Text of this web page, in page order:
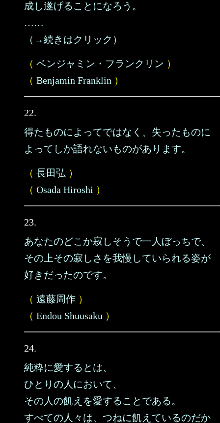
成し遂げることになろう。
……
（→続きはクリック）
（ ベンジャミン・フランクリン ）
（ Benjamin Franklin ）
22.
得たものによってではなく、失ったものに
よってしか語れないものがあります。
（ 長田弘 ）
（ Osada Hiroshi ）
23.
あなたのどこか寂しそうで一人ぼっちで、
その上その寂しさを我慢していられる姿が
好きだったのです。
（ 遠藤周作 ）
（ Endou Shuusaku ）
24.
純粋に愛するとは、
ひとりの人において、
その人の飢えを愛することである。
すべての人々は、つねに飢えているのだか